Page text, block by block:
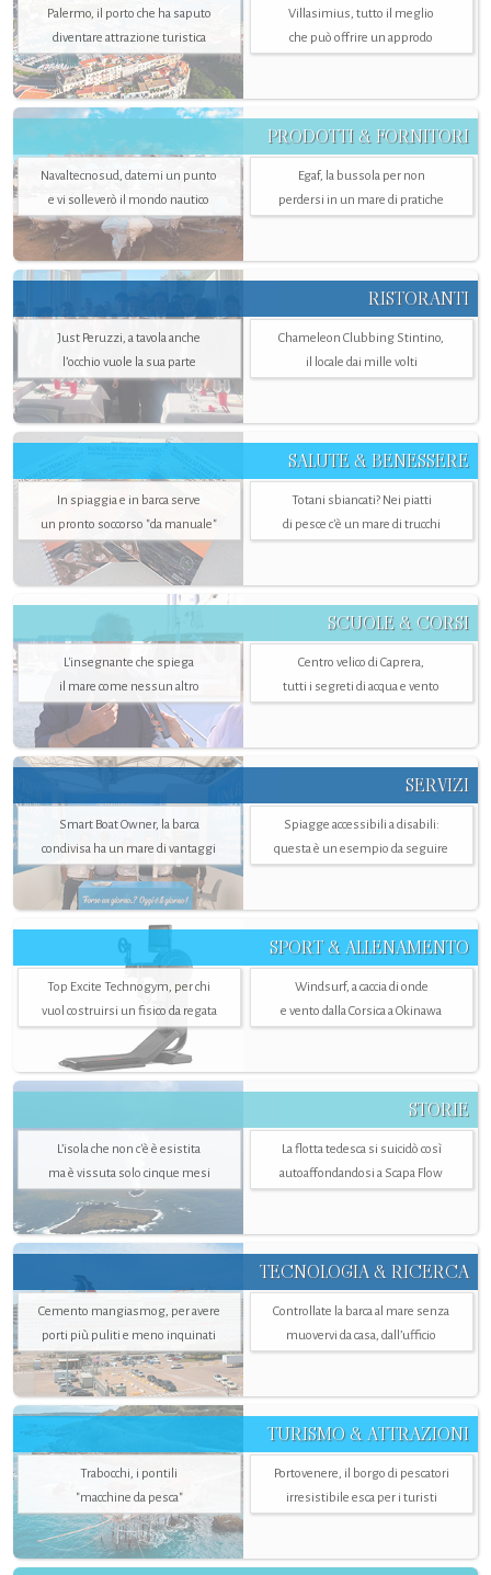
Palermo, il porto che ha saputo
diventare attrazione turistica
Villasimius, tutto il meglio
che può offrire un approdo
PRODOTTI & FORNITORI
Navaltecnosud, datemi un punto
e vi solleverò il mondo nautico
Egaf, la bussola per non
perdersi in un mare di pratiche
RISTORANTI
Just Peruzzi, a tavola anche
l’occhio vuole la sua parte
Chameleon Clubbing Stintino,
il locale dai mille volti
SALUTE & BENESSERE
In spiaggia e in barca serve
un pronto soccorso "da manuale"
Totani sbiancati? Nei piatti
di pesce c'è un mare di trucchi
SCUOLE & CORSI
L'insegnante che spiega
il mare come nessun altro
Centro velico di Caprera,
tutti i segreti di acqua e vento
SERVIZI
Smart Boat Owner, la barca
condivisa ha un mare di vantaggi
Spiagge accessibili a disabili:
questa è un esempio da seguire
SPORT & ALLENAMENTO
Top Excite Technogym, per chi
vuol costruirsi un fisico da regata
Windsurf, a caccia di onde
e vento dalla Corsica a Okinawa
STORIE
L’isola che non c'è è esistita
ma è vissuta solo cinque mesi
La flotta tedesca si suicidò così
autoaffondandosi a Scapa Flow
TECNOLOGIA & RICERCA
Cemento mangiasmog, per avere
porti più puliti e meno inquinati
Controllate la barca al mare senza
muovervi da casa, dall’ufficio
TURISMO & ATTRAZIONI
Trabocchi, i pontili
"macchine da pesca"
Portovenere, il borgo di pescatori
irresistibile esca per i turisti